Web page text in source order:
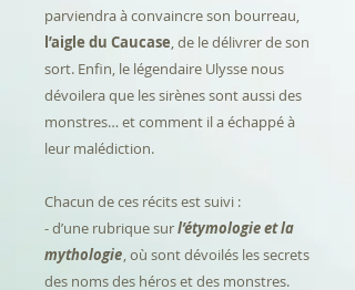
parviendra à convaincre son bourreau,
l’aigle du Caucase, de le délivrer de son
sort. Enfin, le légendaire Ulysse nous
dévoilera que les sirènes sont aussi des
monstres… et comment il a échappé à
leur malédiction.
Chacun de ces récits est suivi :
-d’une rubrique surl’étymologie et la
mythologie,où sont dévoilés les secrets
des noms des héros et des monstres.